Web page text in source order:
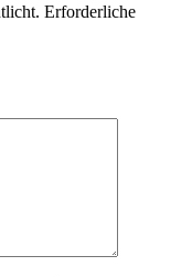
Erforderliche